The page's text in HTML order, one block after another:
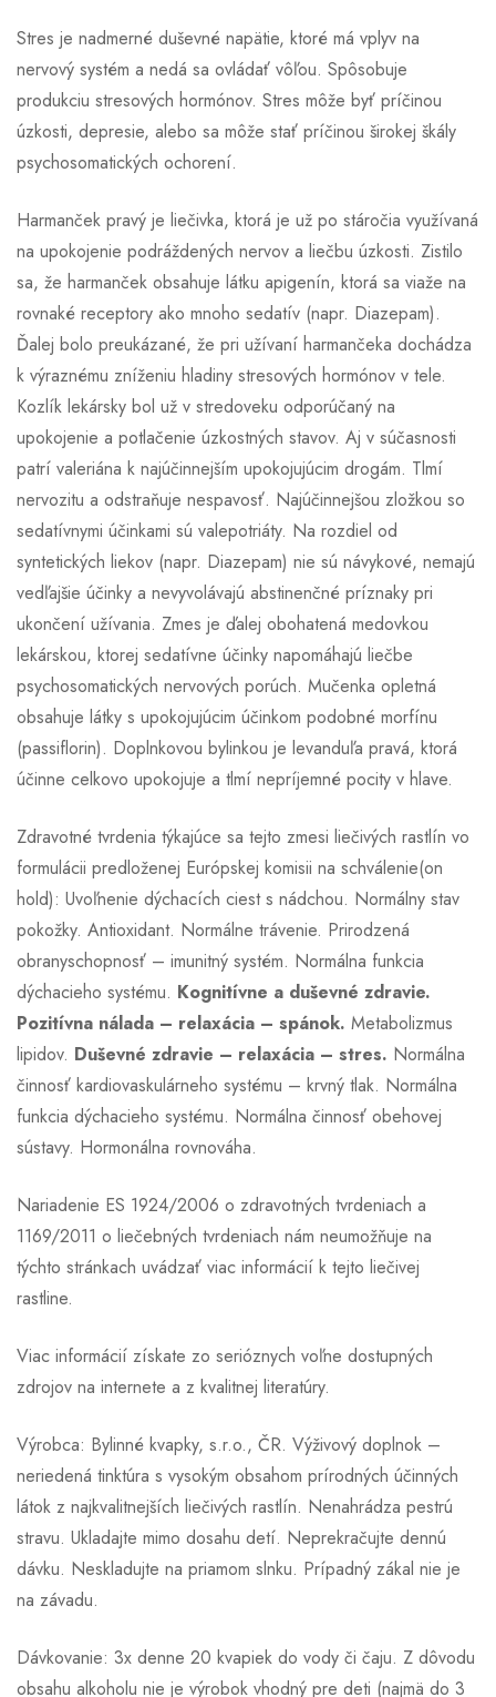
Stres je nadmerné duševné napätie, ktoré má vplyv na
nervový systém a nedá sa ovládať vôľou. Spôsobuje
produkciu stresových hormónov. Stres môže byť príčinou
úzkosti, depresie, alebo sa môže stať príčinou širokej škály
psychosomatických ochorení.
Harmanček pravý je liečivka, ktorá je už po stáročia využívaná
na upokojenie podráždených nervov a liečbu úzkosti. Zistilo
sa, že harmanček obsahuje látku apigenín, ktorá sa viaže na
rovnaké receptory ako mnoho sedatív (napr. Diazepam).
Ďalej bolo preukázané, že pri užívaní harmančeka dochádza
k výraznému zníženiu hladiny stresových hormónov v tele.
Kozlík lekársky bol už v stredoveku odporúčaný na
upokojenie a potlačenie úzkostných stavov. Aj v súčasnosti
patrí valeriána k najúčinnejším upokojujúcim drogám. Tlmí
nervozitu a odstraňuje nespavosť. Najúčinnejšou zložkou so
sedatívnymi účinkami sú valepotriáty. Na rozdiel od
syntetických liekov (napr. Diazepam) nie sú návykové, nemajú
vedľajšie účinky a nevyvolávajú abstinenčné príznaky pri
ukončení užívania. Zmes je ďalej obohatená medovkou
lekárskou, ktorej sedatívne účinky napomáhajú liečbe
psychosomatických nervových porúch. Mučenka opletná
obsahuje látky s upokojujúcim účinkom podobné morfínu
(passiflorin). Doplnkovou bylinkou je levanduľa pravá, ktorá
účinne celkovo upokojuje a tlmí nepríjemné pocity v hlave.
Zdravotné tvrdenia týkajúce sa tejto zmesi liečivých rastlín vo
formulácii predloženej Európskej komisii na schválenie(on
hold): Uvoľnenie dýchacích ciest s nádchou. Normálny stav
pokožky. Antioxidant. Normálne trávenie. Prirodzená
obranyschopnosť – imunitný systém. Normálna funkcia
dýchacieho systému. Kognitívne a duševné zdravie.
Pozitívna nálada – relaxácia – spánok. Metabolizmus
lipidov. Duševné zdravie – relaxácia – stres. Normálna
činnosť kardiovaskulárneho systému – krvný tlak. Normálna
funkcia dýchacieho systému. Normálna činnosť obehovej
sústavy. Hormonálna rovnováha.
Nariadenie ES 1924/2006 o zdravotných tvrdeniach a
1169/2011 o liečebných tvrdeniach nám neumožňuje na
týchto stránkach uvádzať viac informácií k tejto liečivej
rastline.
Viac informácií získate zo serióznych voľne dostupných
zdrojov na internete a z kvalitnej literatúry.
Výrobca: Bylinné kvapky, s.r.o., ČR. Výživový doplnok –
neriedená tinktúra s vysokým obsahom prírodných účinných
látok z najkvalitnejších liečivých rastlín. Nenahrádza pestrú
stravu. Ukladajte mimo dosahu detí. Neprekračujte dennú
dávku. Neskladujte na priamom slnku. Prípadný zákal nie je
na závadu.
Dávkovanie: 3x denne 20 kvapiek do vody či čaju. Z dôvodu
obsahu alkoholu nie je výrobok vhodný pre deti (najmä do 3